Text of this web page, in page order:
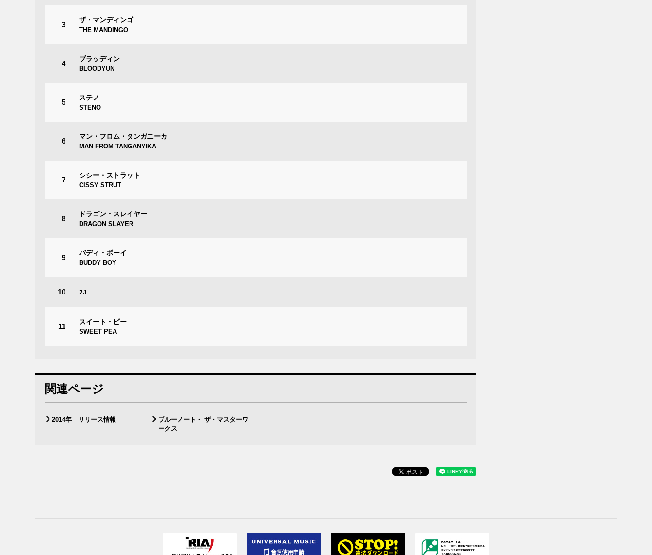
3
ザ・マンディンゴ
THE MANDINGO
4
ブラッディン
BLOODYUN
5
ステノ
STENO
6
マン・フロム・タンガニーカ
MAN FROM TANGANYIKA
7
シシー・ストラット
CISSY STRUT
8
ドラゴン・スレイヤー
DRAGON SLAYER
9
バディ・ボーイ
BUDDY BOY
10 2J
11
スイート・ピー
SWEET PEA
関連ページ
2014年 リリース情報
ブルーノート・ ザ・マスターワ
ークス